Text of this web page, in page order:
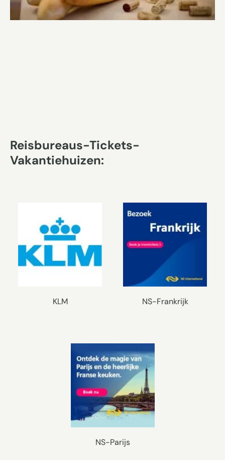
Reisbureaus-Tickets-
Vakantiehuizen:
KLM NS-Frankrijk
NS-Parijs